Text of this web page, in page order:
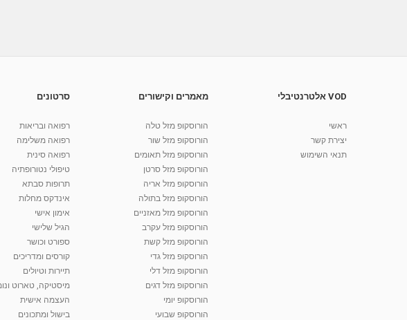
VOD אלטרנטיבלי
ראשי
יצירת קשר
תנאי השימוש
מאמרים וקישורים
הורוסקופ מזל טלה
הורוסקופ מזל שור
הורוסקופ מזל תאומים
הורוסקופ מזל סרטן
הורוסקופ מזל אריה
הורוסקופ מזל בתולה
הורוסקופ מזל מאזניים
הורוסקופ מזל עקרב
הורוסקופ מזל קשת
הורוסקופ מזל גדי
הורוסקופ מזל דלי
הורוסקופ מזל דגים
הורוסקופ יומי
הורוסקופ שבועי
סרטונים
רפואה ובריאות
רפואה משלימה
רפואה סינית
טיפולי נטורופתיה
תרופות סבתא
אינדקס מחלות
אימון אישי
הגיל שלישי
ספורט וכושר
קורסים ומדריכים
תיירות וטיולים
מיסטיקה, טארוט
העצמה אישית
בישול ומתכונים